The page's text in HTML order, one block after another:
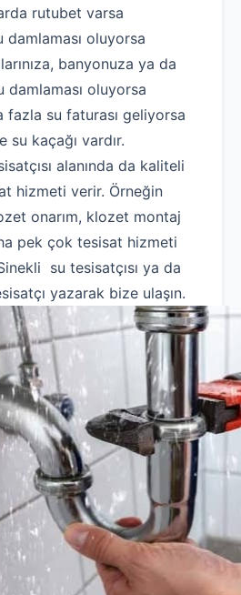
rutubet varsa
damlaması oluyorsa
banyonuza ya da
damlaması oluyorsa
fazla su faturası geliyorsa
su kaçağı vardır.
alanında da kaliteli
hizmeti verir. Örneğin
onarım, klozet montaj
pek çok tesisat hizmeti
su tesisatçısı ya da
yazarak bize ulaşın.